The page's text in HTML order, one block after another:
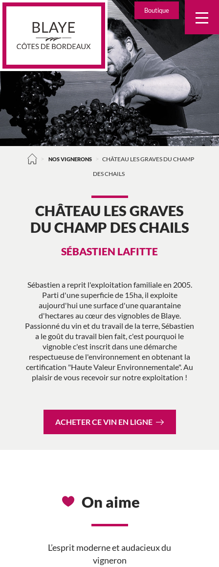
Skip
Boutique
> NOS VIGNERONS > CHÂTEAU LES GRAVES DU CHAMP
DES CHAILS
CHÂTEAU LES GRAVES
DU CHAMP DES CHAILS
SÉBASTIEN LAFITTE
Sébastien a reprit l'exploitation familiale en 2005.
Parti d'une superficie de 15ha, il exploite
aujourd'hui une surface d'une quarantaine
d'hectares au cœur des vignobles de Blaye.
Passionné du vin et du travail de la terre, Sébastien
a le goût du travail bien fait, c'est pourquoi le
vignoble c'est inscrit dans une démarche
respectueuse de l'environnement en obtenant la
certification "Haute Valeur Environnementale". Au
plaisir de vous recevoir sur notre exploitation !
ACHETER CE VIN EN LIGNE
On aime
L’esprit moderne et audacieux du
vigneron